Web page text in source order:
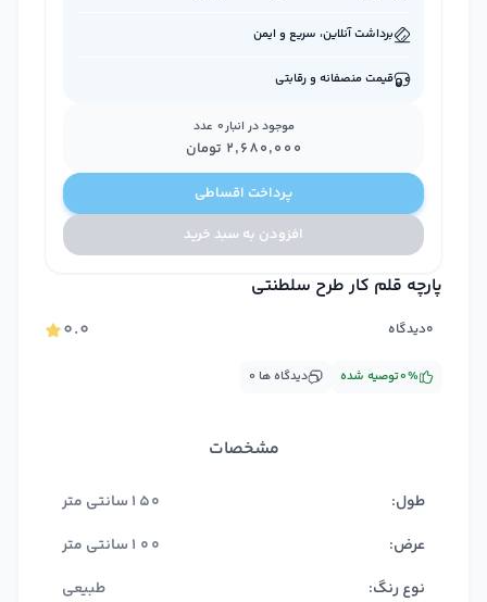
پارچه قلم کار طرح سلطنتی
۰.۰
دیدگاه۰
۰ دیدگاه ها توصیه شده۰%
مشخصات
طول:
150سانتی متر
عرض:
100سانتی متر
نوع رنگ:
طبیعی
برداشت آنلاین، سریع و ایمن
قیمت منصفانه و رقابتی
موجود در انبار0 عدد
۲٬۶۸۰٬۰۰۰ تومان
پرداخت اقساطی
افزودن به سبد خرید